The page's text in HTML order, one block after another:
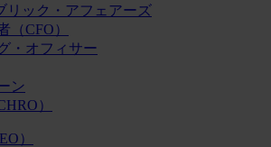
リック・アフェアーズ
（CFO）
・オフィサー
ン
）
）